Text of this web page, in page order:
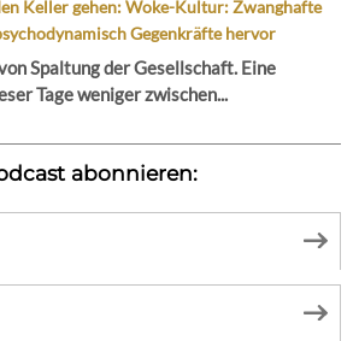
Keller gehen: Woke-Kultur: Zwanghafte
Gegenkräfte hervor
Spaltung der Gesellschaft. Eine
Tage weniger zwischen...
abonnieren: